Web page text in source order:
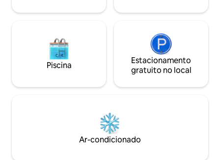
sua privacidade, espaço e serenidade
Piscina
Estacionamento
gratuito no local
Ar-condicionado